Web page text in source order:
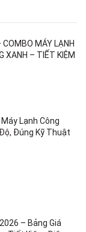
COMBO MÁY LẠNH
XANH – TIẾT KIỆM
Lạnh Công
Đúng Kỹ Thuật
– Bảng Giá